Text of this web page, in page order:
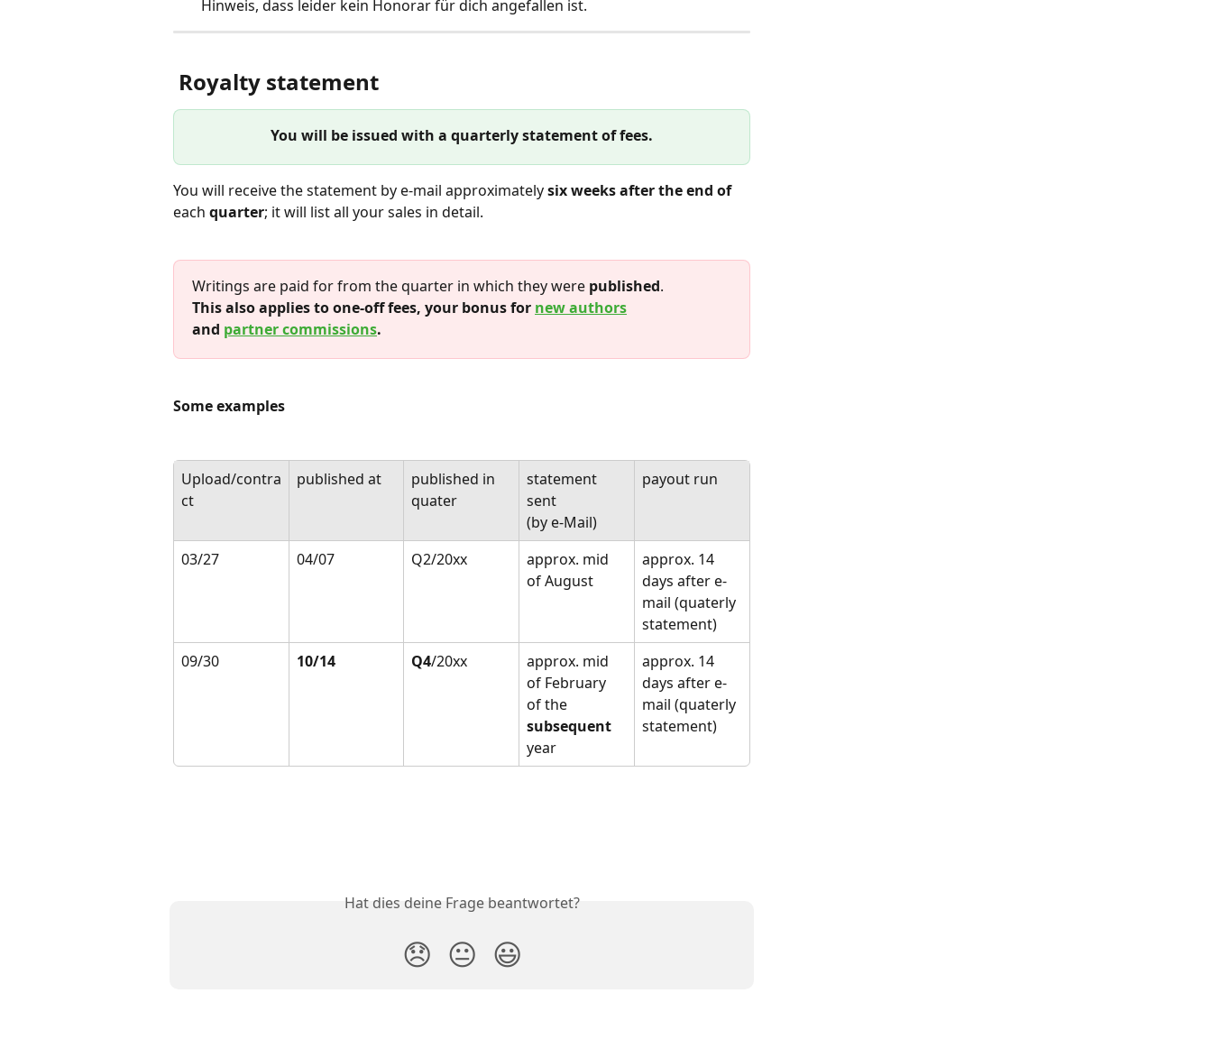
Hinweis, dass leider kein Honorar für dich angefallen ist.
Royalty statement
You will be issued with a quarterly statement of fees.
​You will receive the statement by e-mail approximately six weeks after the end of
each quarter; it will list all your sales in detail.
Writings are paid for from the quarter in which they were published.
This also applies to one-off fees, your bonus for new authors
and partner commissions.
Some examples
Upload/contra
ct
published at
published in
quater
statement
sent
(by e-Mail)
payout run
03/27 04/07 Q2/20xx
approx. mid
of August
approx. 14
days after e-
mail (quaterly
statement)
09/30
10/14 Q4/20xx
approx. mid
of February
of the
subsequent
year
approx. 14
days after e-
mail (quaterly
statement)
Hat dies deine Frage beantwortet?
😞 😐 😃